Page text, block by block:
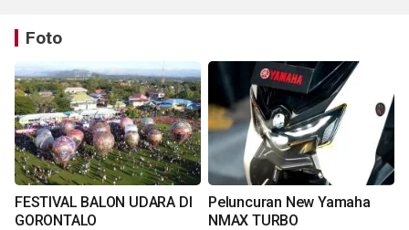
Foto
FESTIVAL BALON UDARA DI
GORONTALO
Peluncuran New Yamaha
NMAX TURBO